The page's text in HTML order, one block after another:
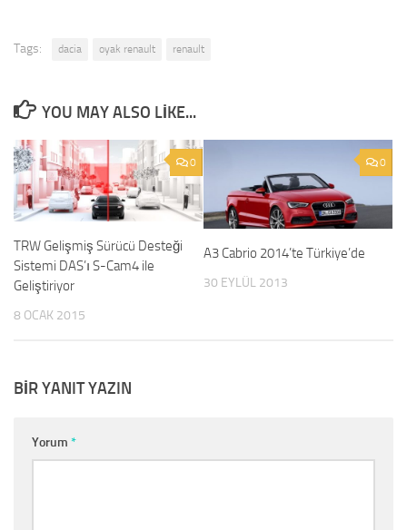
Tags: dacia oyak renault renault
YOU MAY ALSO LIKE...
0
TRW Gelişmiş Sürücü Desteği
Sistemi DAS’ı S-Cam4 ile
Geliştiriyor
8 OCAK 2015
0
A3 Cabrio 2014’te Türkiye’de
30 EYLÜL 2013
BIR YANIT YAZIN
Yorum *